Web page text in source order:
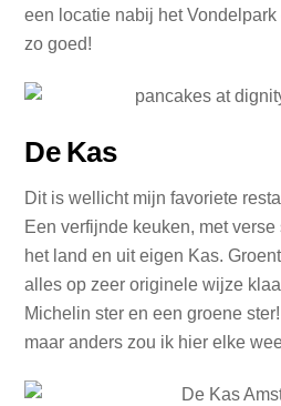
een locatie nabij het
zo goed!
De Kas
Dit is wellicht mijn favoriete
Een verfijnde keuken, met
het land en uit eigen Kas.
alles op zeer originele wijze
Michelin ster en een groene
maar anders zou ik hier elke